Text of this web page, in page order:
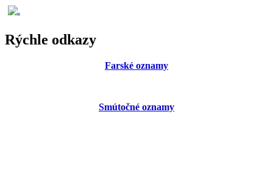
Rýchle odkazy
Farské oznamy
Smútočné oznamy